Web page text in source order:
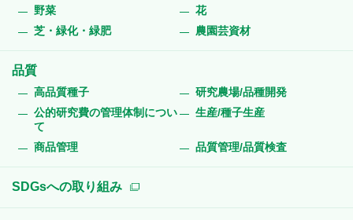
野菜
花
芝・緑化・緑肥
農園芸資材
品質
高品質種子
研究農場/品種開発
公的研究費の管理体制につい
て
生産/種子生産
商品管理 品質管理/品質検査
SDGsへの取り組み